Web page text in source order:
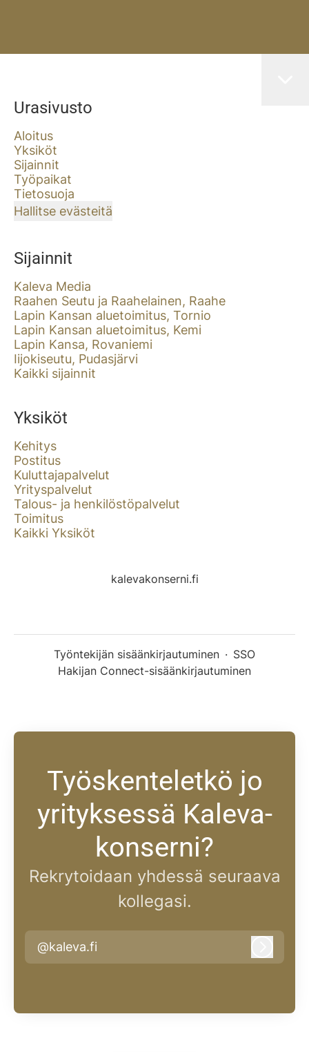
Urasivusto
Aloitus
Yksiköt
Sijainnit
Työpaikat
Tietosuoja
Hallitse evästeitä
Sijainnit
Kaleva Media
Raahen Seutu ja Raahelainen, Raahe
Lapin Kansan aluetoimitus, Tornio
Lapin Kansan aluetoimitus, Kemi
Lapin Kansa, Rovaniemi
Iijokiseutu, Pudasjärvi
Kaikki sijainnit
Yksiköt
Kehitys
Postitus
Kuluttajapalvelut
Yrityspalvelut
Talous- ja henkilöstöpalvelut
Toimitus
Kaikki Yksiköt
kalevakonserni.fi
Työntekijän sisäänkirjautuminen · SSO
Hakijan Connect-sisäänkirjautuminen
Työskenteletkö jo
yrityksessä Kaleva-
konserni?
Rekrytoidaan yhdessä seuraava
kollegasi.
@kaleva.fi